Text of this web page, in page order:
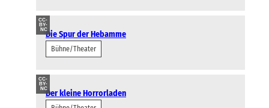
CC-
BY-
NCDie Spur der Hebamme
Bühne/Theater
CC-
BY-
NCDer kleine Horrorladen